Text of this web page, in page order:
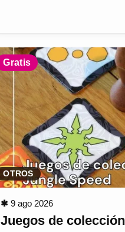
Gratis
OTROS
✱9 ago 2026
Juegos de colección